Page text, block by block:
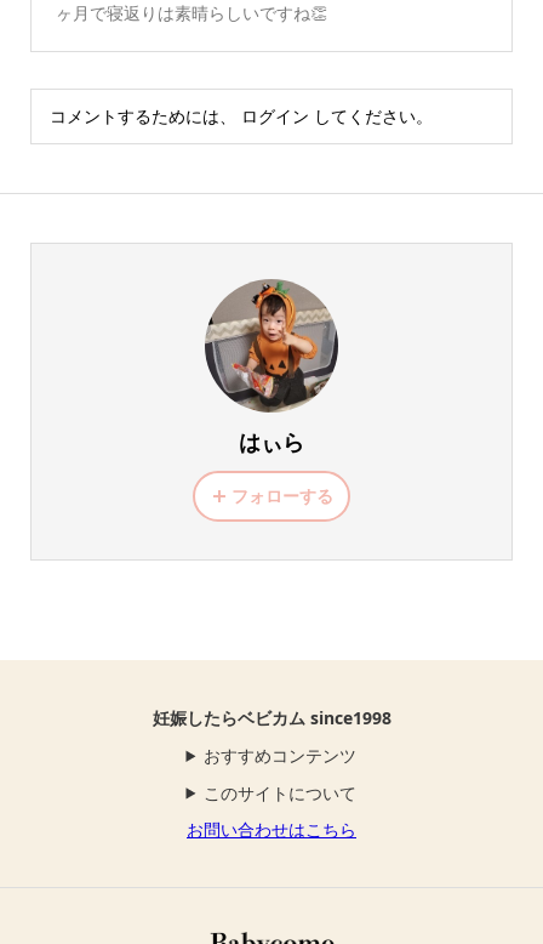
ヶ月で寝返りは素晴らしいですね👏
コメントするためには、 ログイン してください。
はぃら
フォローする
妊娠したらベビカム since1998
おすすめコンテンツ
このサイトについて
お問い合わせはこちら